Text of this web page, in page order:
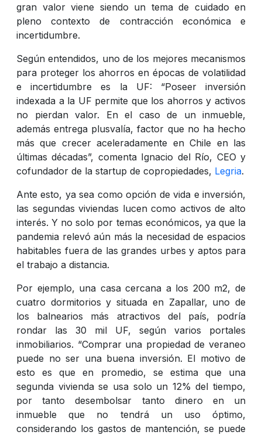
gran valor viene siendo un tema de cuidado en
pleno contexto de contracción económica e
incertidumbre.
Según entendidos, uno de los mejores mecanismos
para proteger los ahorros en épocas de volatilidad
e incertidumbre es la UF: “Poseer inversión
indexada a la UF permite que los ahorros y activos
no pierdan valor. En el caso de un inmueble,
además entrega plusvalía, factor que no ha hecho
más que crecer aceleradamente en Chile en las
últimas décadas”, comenta Ignacio del Río, CEO y
cofundador de la startup de copropiedades, Legria.
Ante esto, ya sea como opción de vida e inversión,
las segundas viviendas lucen como activos de alto
interés. Y no solo por temas económicos, ya que la
pandemia relevó aún más la necesidad de espacios
habitables fuera de las grandes urbes y aptos para
el trabajo a distancia.
Por ejemplo, una casa cercana a los 200 m2, de
cuatro dormitorios y situada en Zapallar, uno de
los balnearios más atractivos del país, podría
rondar las 30 mil UF, según varios portales
inmobiliarios. “Comprar una propiedad de veraneo
puede no ser una buena inversión. El motivo de
esto es que en promedio, se estima que una
segunda vivienda se usa solo un 12% del tiempo,
por tanto desembolsar tanto dinero en un
inmueble que no tendrá un uso óptimo,
considerando los gastos de mantención, se puede